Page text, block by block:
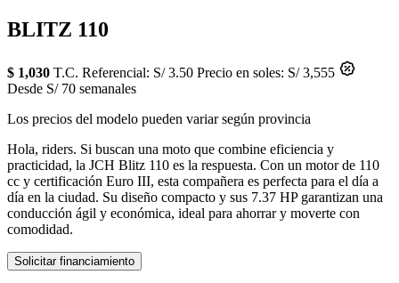
BLITZ 110
$ 1,030 T.C. Referencial: S/ 3.50 Precio en soles: S/ 3,555
Desde S/ 70 semanales
Los precios del modelo pueden variar según provincia
Hola, riders. Si buscan una moto que combine eficiencia y
practicidad, la JCH Blitz 110 es la respuesta. Con un motor de 110
cc y certificación Euro III, esta compañera es perfecta para el día a
día en la ciudad. Su diseño compacto y sus 7.37 HP garantizan una
conducción ágil y económica, ideal para ahorrar y moverte con
comodidad.
Solicitar financiamiento